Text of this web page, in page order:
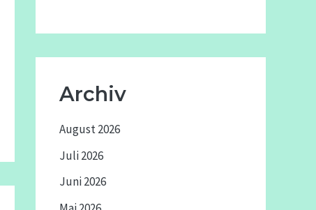
Archiv
August 2026
Juli 2026
Juni 2026